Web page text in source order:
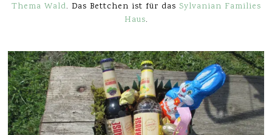
Thema Wald. Das Bettchen ist für das Sylvanian Families
Haus.